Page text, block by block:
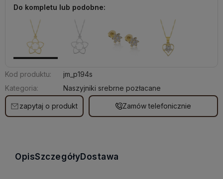
Do kompletu lub podobne:
Kod produktu:
jm_p194s
Kategoria:
Naszyjniki srebrne pozłacane
zapytaj o produkt Zamów telefonicznie
OpisSzczegółyDostawa